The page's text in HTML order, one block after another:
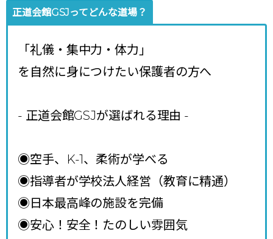
正道会館GSJってどんな道場？
「礼儀・集中力・体力」
を自然に身につけたい保護者の方へ
- 正道会館GSJが選ばれる理由 -
◉空手、K-1、柔術が学べる
◉指導者が学校法人経営（教育に精通）
◉日本最高峰の施設を完備
◉安心！安全！たのしい雰囲気